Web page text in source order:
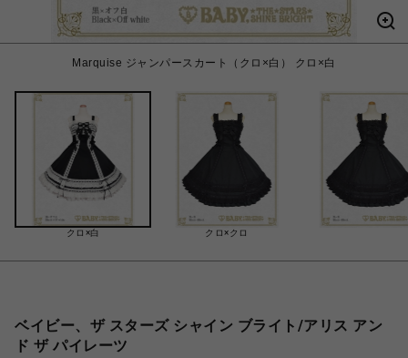
Marquise ジャンパースカート（クロ×白） クロ×白
クロ×白 クロ×クロ
ベイビー、ザ スターズ シャイン ブライト/アリス アン
ド ザ パイレーツ